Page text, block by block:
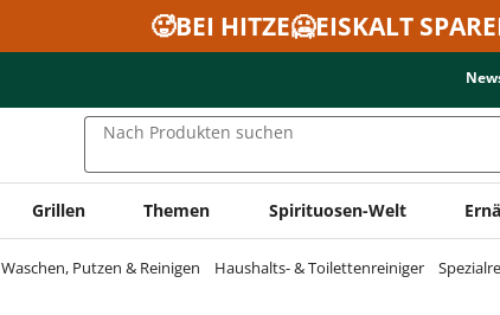
🥵BEI HITZE🥶EISKALT
Nach Produkten suchen
Grillen Themen Spirituosen-Welt
Waschen, Putzen & Reinigen Haushalts- & Toilettenreiniger